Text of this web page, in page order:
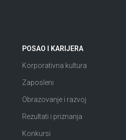
POSAO I KARIJERA
Korporativna kultura
Zaposleni
Obrazovanje i razvoj
Rezultati i priznanja
Konkursi